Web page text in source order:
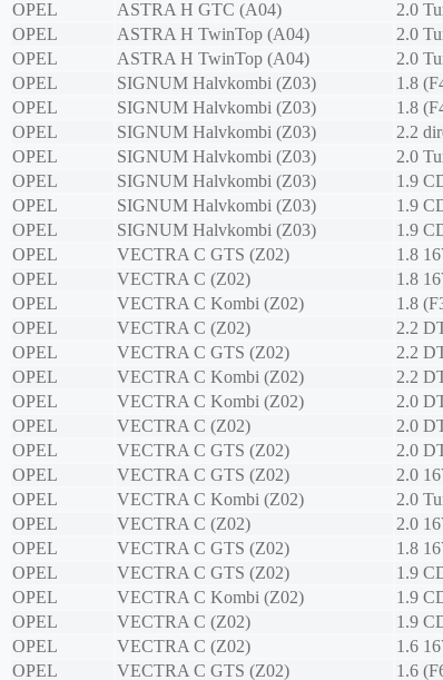
OPEL
ASTRA H GTC (A04) 2.0
OPEL
ASTRA H TwinTop (A04) 2.0
OPEL
ASTRA H TwinTop (A04) 2.0
OPEL
SIGNUM Halvkombi (Z03) 1.8
OPEL
SIGNUM Halvkombi (Z03) 1.8
OPEL
SIGNUM Halvkombi (Z03) 2.2
OPEL
SIGNUM Halvkombi (Z03) 2.0
OPEL
SIGNUM Halvkombi (Z03) 1.9
OPEL
SIGNUM Halvkombi (Z03) 1.9
OPEL
SIGNUM Halvkombi (Z03) 1.9
OPEL
VECTRA C GTS (Z02) 1.8
OPEL
VECTRA C (Z02) 1.8
OPEL
VECTRA C Kombi (Z02) 1.8
OPEL
VECTRA C (Z02) 2.2
OPEL
VECTRA C GTS (Z02) 2.2
OPEL
VECTRA C Kombi (Z02) 2.2
OPEL
VECTRA C Kombi (Z02) 2.0
OPEL
VECTRA C (Z02) 2.0
OPEL
VECTRA C GTS (Z02) 2.0
OPEL
VECTRA C GTS (Z02) 2.0
OPEL
VECTRA C Kombi (Z02) 2.0
OPEL
VECTRA C (Z02) 2.0
OPEL
VECTRA C GTS (Z02) 1.8
OPEL
VECTRA C GTS (Z02) 1.9
OPEL
VECTRA C Kombi (Z02) 1.9
OPEL
VECTRA C (Z02) 1.9
OPEL
VECTRA C (Z02) 1.6
OPEL
VECTRA C GTS (Z02) 1.6